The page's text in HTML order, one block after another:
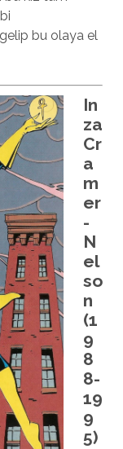
gelip bu olaya el
In
za
Cr
a
m
er
-
N
el
so
n
(1
9
8
8-
19
9
5)